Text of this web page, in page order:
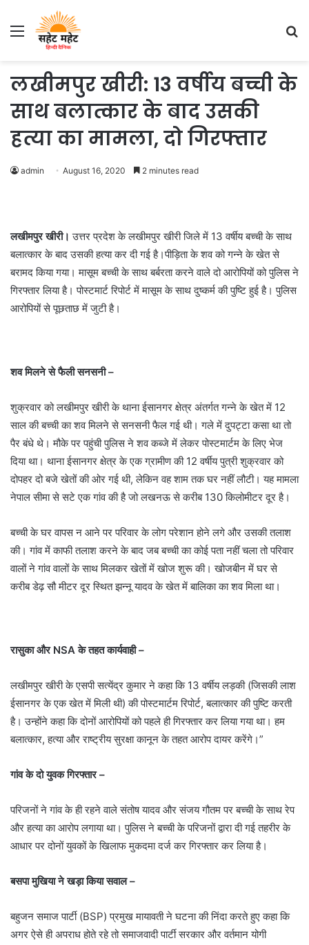
Menu
लखीमपुर खीरी: 13 वर्षीय बच्ची के
साथ बलात्कार के बाद उसकी
हत्या का मामला, दो गिरफ्तार
admin August 16, 2020 2 minutes read
लखीमपुर खीरी।उत्तर प्रदेश के लखीमपुर खीरी जिले में 13 वर्षीय बच्ची के साथ
बलात्कार के बाद उसकी हत्या कर दी गई है।पीड़िता के शव को गन्ने के खेत से
बरामद किया गया। मासूम बच्ची के साथ बर्बरता करने वाले दो आरोपियों को पुलिस ने
गिरफ्तार लिया है। पोस्टमार्ट रिपोर्ट में मासूम के साथ दुष्कर्म की पुष्टि हुई है। पुलिस
आरोपियों से पूछताछ में जुटी है।
शव मिलने से फैली सनसनी –
शुक्रवार को लखीमपुर खीरी के थाना ईसानगर क्षेत्र अंतर्गत गन्ने के खेत में 12
साल की बच्ची का शव मिलने से सनसनी फैल गई थी। गले में दुपट्टा कसा था तो
पैर बंधे थे। मौके पर पहुंची पुलिस ने शव कब्जे में लेकर पोस्टमार्टम के लिए भेज
दिया था। थाना ईसानगर क्षेत्र के एक ग्रामीण की 12 वर्षीय पुत्री शुक्रवार को
दोपहर दो बजे खेतों की ओर गई थी, लेकिन वह शाम तक घर नहीं लौटी। यह मामला
नेपाल सीमा से सटे एक गांव की है जो लखनऊ से करीब 130 किलोमीटर दूर है।
बच्ची के घर वापस न आने पर परिवार के लोग परेशान होने लगे और उसकी तलाश
की। गांव में काफी तलाश करने के बाद जब बच्ची का कोई पता नहीं चला तो परिवार
वालों ने गांव वालों के साथ मिलकर खेतों में खोज शुरू की। खोजबीन में घर से
करीब डेढ़ सौ मीटर दूर स्थित झन्नू यादव के खेत में बालिका का शव मिला था।
रासुका और NSA के तहत कार्यवाही –
लखीमपुर खीरी के एसपी सत्येंद्र कुमार ने कहा कि 13 वर्षीय लड़की (जिसकी लाश
ईसानगर के एक खेत में मिली थी) की पोस्टमार्टम रिपोर्ट, बलात्कार की पुष्टि करती
है। उन्होंने कहा कि दोनों आरोपियों को पहले ही गिरफ्तार कर लिया गया था। हम
बलात्कार, हत्या और राष्ट्रीय सुरक्षा कानून के तहत आरोप दायर करेंगे।”
गांव के दो युवक गिरफ्तार –
परिजनों ने गांव के ही रहने वाले संतोष यादव और संजय गौतम पर बच्ची के साथ रेप
और हत्या का आरोप लगाया था। पुलिस ने बच्ची के परिजनों द्वारा दी गई तहरीर के
आधार पर दोनों युवकों के खिलाफ मुकदमा दर्ज कर गिरफ्तार कर लिया है।
बसपा मुखिया ने खड़ा किया सवाल –
बहुजन समाज पार्टी (BSP) प्रमुख मायावती ने घटना की निंदा करते हुए कहा कि
अगर ऐसे ही अपराध होते रहे तो समाजवादी पार्टी सरकार और वर्तमान योगी